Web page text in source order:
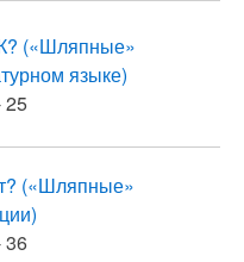
(«Шляпные»
языке)
25
(«Шляпные»
36